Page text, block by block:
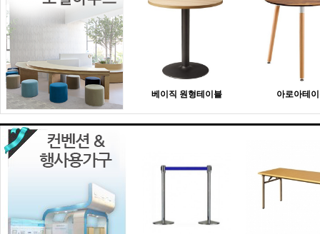
베이직 원형테이블 아로아테